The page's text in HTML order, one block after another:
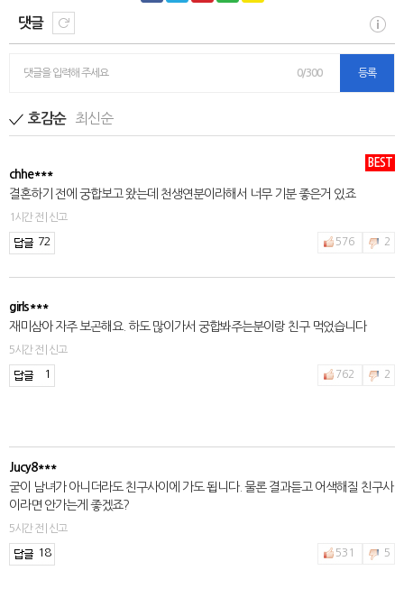
댓글
댓글을 입력해 주세요 0/300 등록
호감순 최신순
BEST
chhe***
결혼하기 전에 궁합보고 왔는데 천생연분이라해서 너무 기분 좋은거 있죠
1시간 전 | 신고
72 576 2
girls***
재미삼아 자주 보곤해요. 하도 많이가서 궁합봐주는분이랑 친구 먹었습니다
5시간 전 | 신고
1 762 2
Jucy8***
굳이 남녀가 아니더라도 친구사이에 가도 됩니다. 물론 결과듣고 어색해질 친구사
이라면 안가는게 좋겠죠?
5시간 전 | 신고
18 531 5